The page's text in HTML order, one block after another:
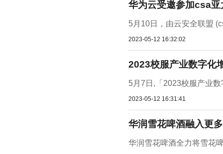
华为云受邀参加csa
5月10日，由云安全联盟
2023-05-12 16:32:02
2023校服产业数字化
5月7日,「2023校服产业
2023-05-12 16:31:41
华润雪花啤酒融入更
华润雪花啤酒全力将雪花